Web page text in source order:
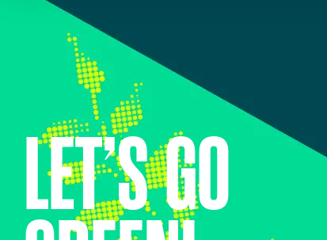
LET’S GO